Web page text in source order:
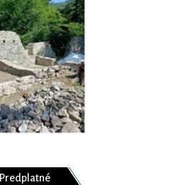
Predplatné